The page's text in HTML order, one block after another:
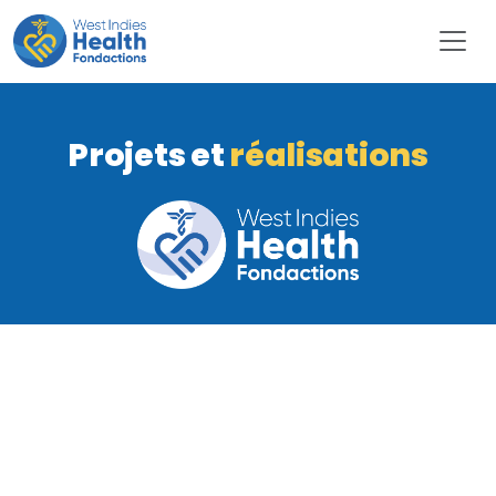
Projets etréalisations